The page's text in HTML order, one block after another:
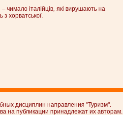
чимало італійців, які вирушають на
з хорватської.
дисциплин направления "Туризм".
на публикации принадлежат их авторам.